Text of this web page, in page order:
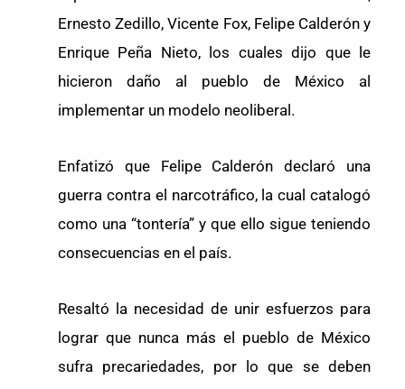
Ernesto Zedillo, Vicente Fox, Felipe Calderón y
Enrique Peña Nieto, los cuales dijo que le
hicieron daño al pueblo de México al
implementar un modelo neoliberal.
Enfatizó que Felipe Calderón declaró una
guerra contra el narcotráfico, la cual catalogó
como una “tontería” y que ello sigue teniendo
consecuencias en el país.
Resaltó la necesidad de unir esfuerzos para
lograr que nunca más el pueblo de México
sufra precariedades, por lo que se deben